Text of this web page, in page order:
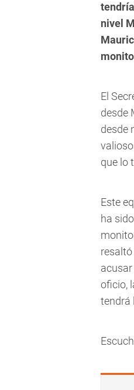
nivel
El
desde
desde
que lo
Este
ha
oficio,
tendrá